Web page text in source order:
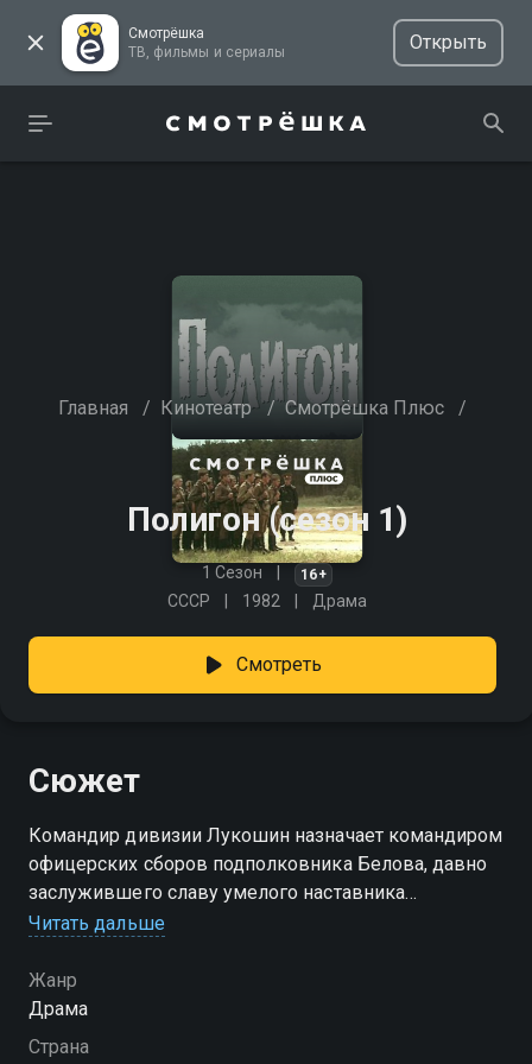
Смотрёшка
ТВ, фильмы и сериалы
Открыть
Главная / Кинотеатр / Смотрёшка Плюс /
Полигон (сезон 1)
1 Сезон 16+
СССР 1982 Драма
Смотреть
Сюжет
Командир дивизии Лукошин назначает командиром
офицерских сборов подполковника Белова, давно
заслужившего славу умелого наставника
молодежи. На сборы прибывают лейтенанты запаса,
вуза. Белов учит молодых офицеров быть
сильными, выносливыми, чтобы они могли выйти
живыми из любого сражения. И ему удается
Читать дальше
Жанр
Драма
Страна